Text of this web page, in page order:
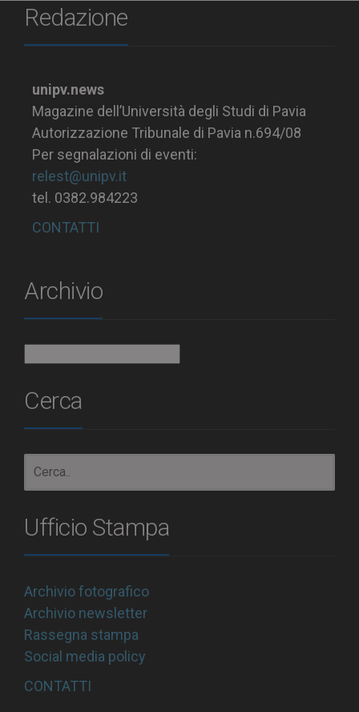
Redazione
unipv.news
Magazine dell’Università degli Studi di Pavia
Autorizzazione Tribunale di Pavia n.694/08
Per segnalazioni di eventi:
relest@unipv.it
tel. 0382.984223
CONTATTI
Archivio
Cerca
Ufficio Stampa
Archivio fotografico
Archivio newsletter
Rassegna stampa
Social media policy
CONTATTI